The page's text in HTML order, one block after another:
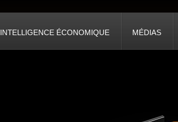
INTELLIGENCE ÉCONOMIQUE MÉDIAS